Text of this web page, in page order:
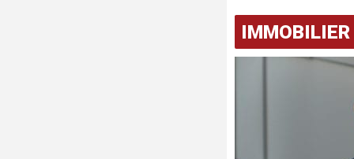
IMMOBILIER